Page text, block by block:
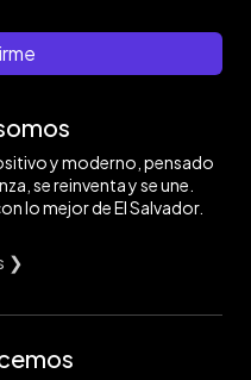
y moderno, pensado
se reinventa y se une.
lo mejor de El Salvador.
❯